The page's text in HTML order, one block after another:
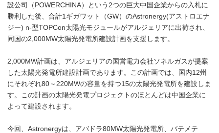
設公司（POWERCHINA）という2つの巨大中国企業からの入札に
勝利した後、合計1ギガワット（GW）のAstronergy(アストロエナ
ジー) n-型TOPCon太陽光モジュールがアルジェリアに出荷され、
同国の2,000MW太陽光発電所建設計画を支援します。
2,000MW計画は、アルジェリアの国営電力会社ソネルガスが提案
した太陽光発電所建設計画であります。この計画では、国内12州
にそれぞれ80～220MWの容量を持つ15の太陽光発電所を建設しま
す。この計画の太陽光発電プロジェクトのほとんどは中国企業に
よって建設されます。
今回、Astronergyは、アバドラ80MW太陽光発電所、バテメテ